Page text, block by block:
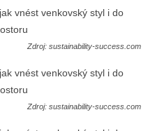
Zdroj: sustainability-success.com
Zdroj: sustainability-success.com